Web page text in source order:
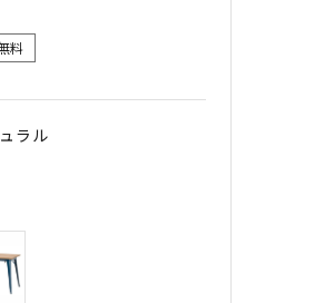
料
ラル